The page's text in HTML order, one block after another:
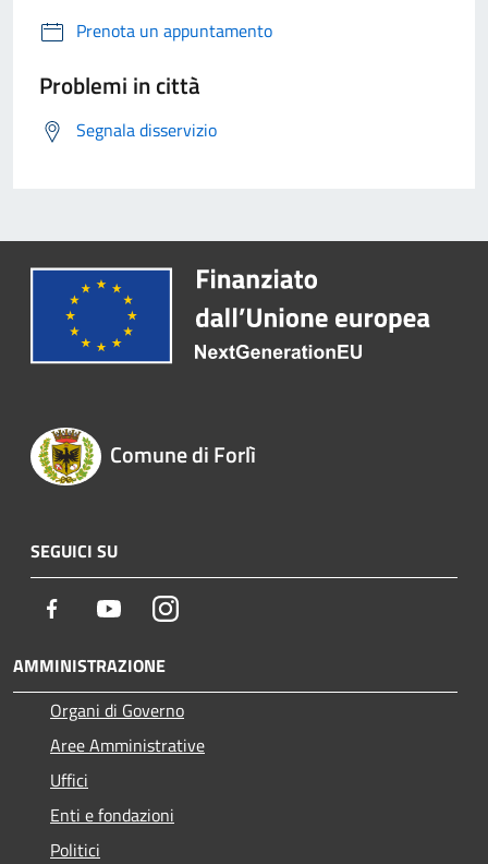
Prenota un appuntamento
Problemi in città
Segnala disservizio
Comune di Forlì
SEGUICI SU
Facebook YoutubeInstagram
AMMINISTRAZIONE
Organi di Governo
Aree Amministrative
Uffici
Enti e fondazioni
Politici